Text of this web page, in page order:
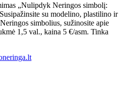
„Nulipdyk Neringos simbolį:
su modelino, plastilino ir
simbolius, sužinosite apie
1,5 val., kaina 5 €/asm. Tinka